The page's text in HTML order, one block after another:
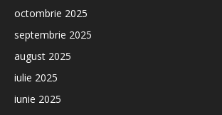
octombrie 2025
septembrie 2025
august 2025
iulie 2025
iunie 2025